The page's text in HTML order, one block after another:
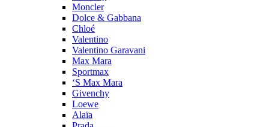
Moncler
Dolce & Gabbana
Chloé
Valentino
Valentino Garavani
Max Mara
Sportmax
‘S Max Mara
Givenchy
Loewe
Alaïa